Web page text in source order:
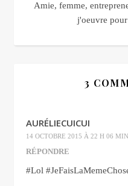
Amie, femme,
j'oeuvre
3
AURÉLIECUICUI
14 OCTOBRE 2015 À 22 H 06 MIN
RÉPONDRE
#Lol